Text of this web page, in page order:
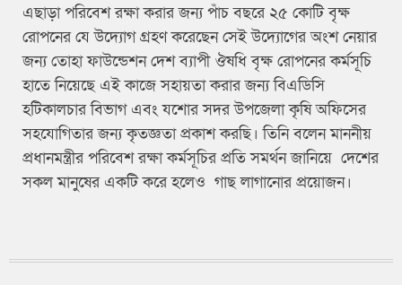
এছাড়া পরিবেশ রক্ষা করার জন্য পাঁচ বছরে ২৫ কোটি বৃক্ষ
রোপনের যে উদ্যোগ গ্রহণ করেছেন সেই উদ্যোগের অংশ নেয়ার
জন্য তোহা ফাউন্ডেশন দেশ ব্যাপী ঔষধি বৃক্ষ রোপনের কর্মসূচি
হাতে নিয়েছে এই কাজে সহায়তা করার জন্য বিএডিসি
হটিকালচার বিভাগ এবং যশোর সদর উপজেলা কৃষি অফিসের
সহযোগিতার জন্য কৃতজ্ঞতা প্রকাশ করছি। তিনি বলেন মাননীয়
প্রধানমন্ত্রীর পরিবেশ রক্ষা কর্মসূচির প্রতি সমর্থন জানিয়ে দেশের
সকল মানুষের একটি করে হলেও গাছ লাগানোর প্রয়োজন।